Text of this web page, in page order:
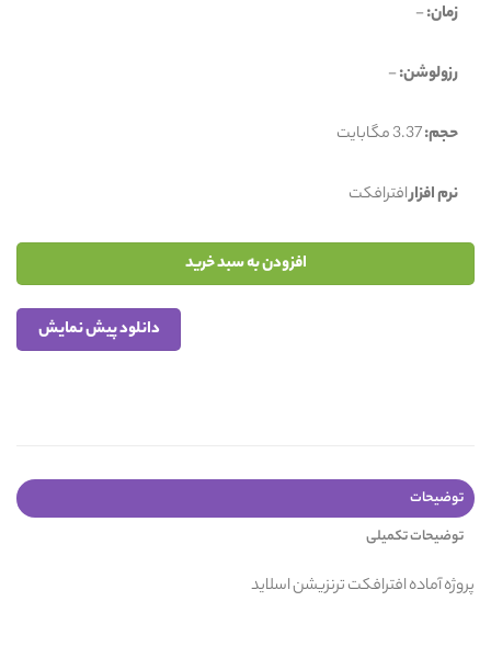
زمان:-
رزولوشن:-
حجم:3.37 مگابایت
نرم افزارافترافکت
افزودن به سبد خرید
دانلود پیش نمایش
توضیحات
توضیحات تکمیلی
پروژه آماده افترافکت ترنزیشن اسلاید